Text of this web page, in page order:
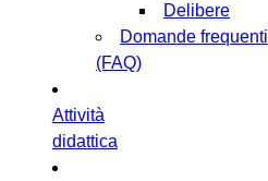
Delibere
Domande frequenti
(FAQ)
Attività
didattica